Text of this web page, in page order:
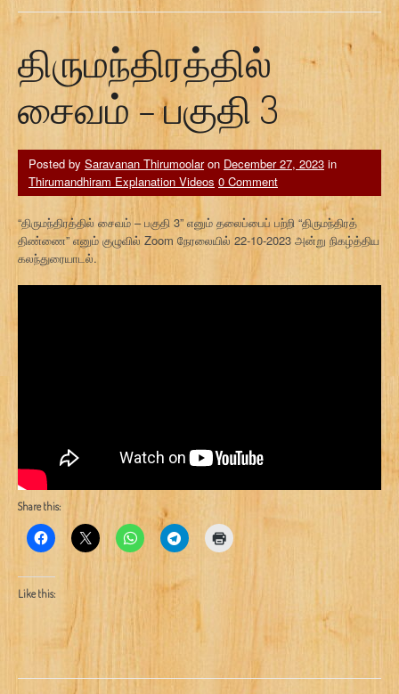
திருமந்திரத்தில்
சைவம் – பகுதி 3
Posted by Saravanan Thirumoolaron December 27, 2023 in
Thirumandhiram Explanation Videos 0 Comment
“திருமந்திரத்தில் சைவம் – பகுதி 3” எனும் தலைப்பைப் பற்றி “திருமந்திரத்
திண்ணை” எனும் குழுவில் Zoom நேரலையில் 22-10-2023 அன்று நிகழ்த்திய
கலந்துரையாடல்.
Share this:
Like this: